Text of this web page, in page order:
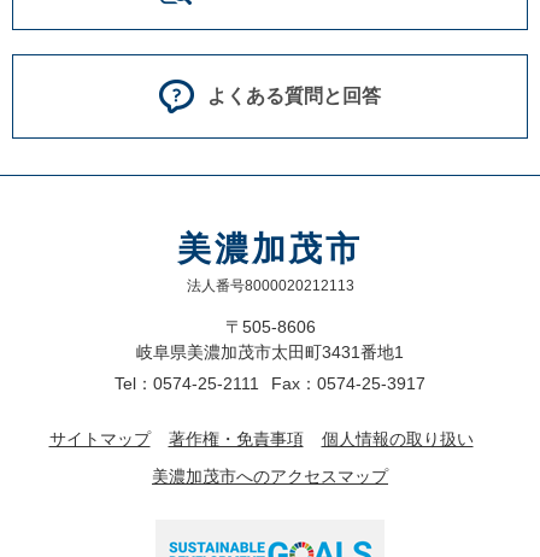
よくある質問と回答
美濃加茂市
法人番号8000020212113
〒505-8606
岐阜県美濃加茂市太田町3431番地1
Tel：0574-25-2111
Fax：0574-25-3917
サイトマップ 著作権・免責事項
個人情報の取り扱い
美濃加茂市へのアクセスマップ